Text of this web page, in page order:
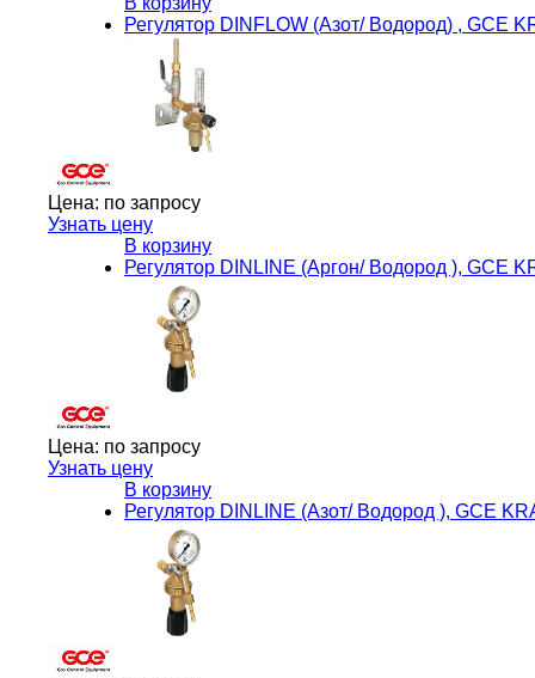
Регулятор DINFLOW (Азот/ Водород) , GCE
Цена: по запросу
Узнать цену
В корзину
Регулятор DINLINE (Аргон/ Водород ), GCE
Цена: по запросу
Узнать цену
В корзину
Регулятор DINLINE (Азот/ Водород ), GCE